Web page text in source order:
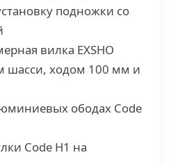
подножки со
вилка EXSHO
шасси, ходом 100 мм и
ободах Code
Code H1 на